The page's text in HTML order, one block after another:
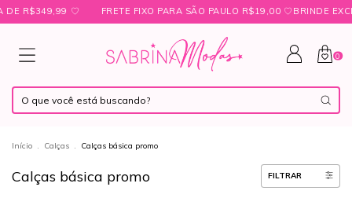
ㅤ♡ FRETE FIXO PARA SÃO PAULO R$19,00 ㅤ♡ㅤBRINDE EXCLUSIVO
0
Início . Calças . Calças básica promo
Calças básica promo FILTRAR